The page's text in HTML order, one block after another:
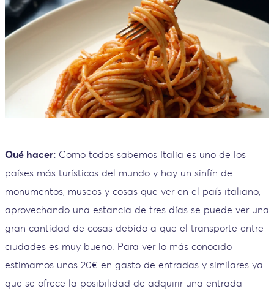
Qué hacer: Como todos sabemos Italia es uno de los
países más turísticos del mundo y hay un sinfín de
monumentos, museos y cosas que ver en el país italiano,
aprovechando una estancia de tres días se puede ver una
gran cantidad de cosas debido a que el transporte entre
ciudades es muy bueno. Para ver lo más conocido
estimamos unos 20€ en gasto de entradas y similares ya
que se ofrece la posibilidad de adquirir una entrada